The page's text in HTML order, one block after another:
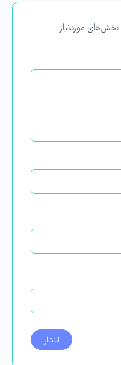
بخش‌های موردنیاز